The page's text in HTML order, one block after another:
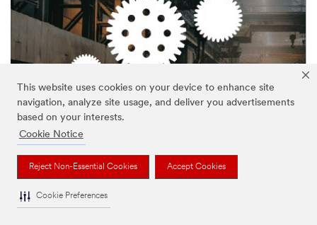
This website uses cookies on your device to enhance site
navigation, analyze site usage, and deliver you advertisements
based on your interests.
Cookie Notice
Reject Non-Essential Cookies Accept Cookies
Cookie Preferences
Industriellt underhåll - Kurser för personal som arbetar
på hög höjd
Kurser för personal som arbetar i slutna utrymmen,